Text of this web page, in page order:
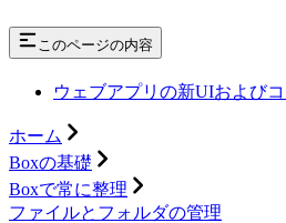
このページの内容
ウェブアプリの新UIおよび
ホーム
Boxの基礎
Boxで常に整理
ファイルとフォルダの管理